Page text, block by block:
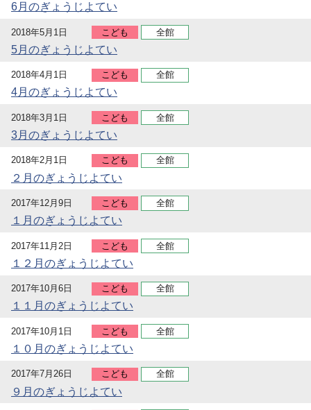
6月のぎょうじよてい
2018年5月1日 こども 全館
5月のぎょうじよてい
2018年4月1日 こども 全館
4月のぎょうじよてい
2018年3月1日 こども 全館
3月のぎょうじよてい
2018年2月1日 こども 全館
２月のぎょうじよてい
2017年12月9日 こども 全館
１月のぎょうじよてい
2017年11月2日 こども 全館
１２月のぎょうじよてい
2017年10月6日 こども 全館
１１月のぎょうじよてい
2017年10月1日 こども 全館
１０月のぎょうじよてい
2017年7月26日 こども 全館
９月のぎょうじよてい